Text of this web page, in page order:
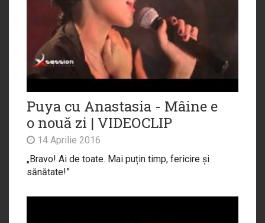
Puya cu Anastasia - Mâine e
o nouă zi | VIDEOCLIP
14 Aprilie 2016
„Bravo! Ai de toate. Mai puțin timp, fericire și
sănătate!”